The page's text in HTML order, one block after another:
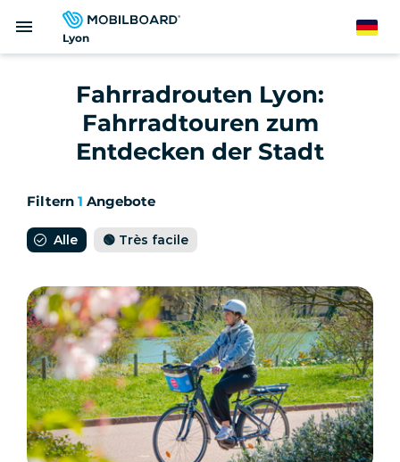
zum
Lyon
menu German
Fahrradrouten Lyon:
Fahrradtouren zum
Entdecken der Stadt
Filtern 1 Angebote
Alle 🟢 Très facile